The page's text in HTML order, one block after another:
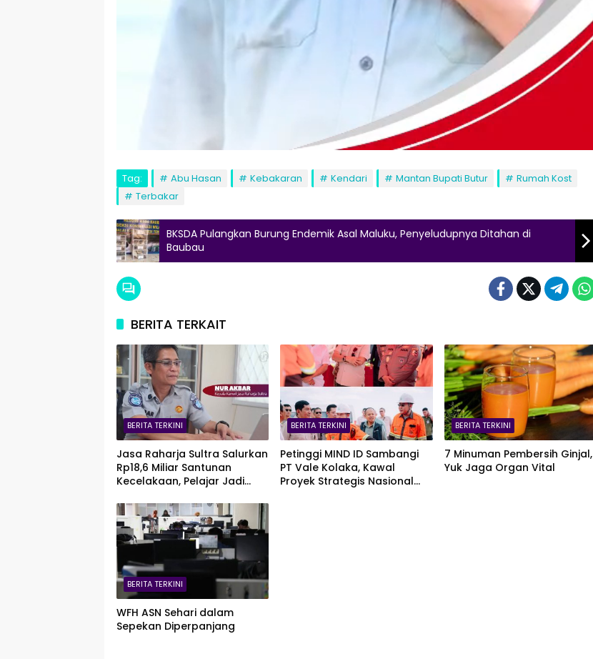
Tag: Abu Hasan Kebakaran Kendari Mantan Bupati Butur
Rumah Kost
Terbakar
BKSDA Pulangkan Burung Endemik Asal Maluku, Penyeludupnya Ditahan di
Baubau
BERITA TERKAIT
BERITA TERKINI
Jasa Raharja Sultra Salurkan
Rp18,6 Miliar Santunan
Kecelakaan, Pelajar Jadi
BERITA TERKINI
Petinggi MIND ID Sambangi
PT Vale Kolaka, Kawal
Proyek Strategis Nasional
BERITA TERKINI
7 Minuman Pembersih Ginjal,
Yuk Jaga Organ Vital
BERITA TERKINI
WFH ASN Sehari dalam
Sepekan Diperpanjang